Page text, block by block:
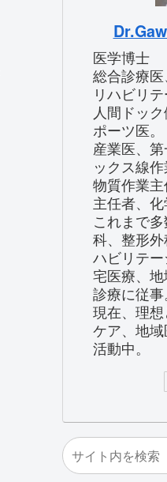
医学博士
総合診療医
リハビリ
人間ドッ
ポーツ医。
産業医、
ックス線
物質作業
主任者、化
これまで
科、整形
ハビリテ
宅医療、地
診療に従事。
現在、理想
ケア、地
活動中。